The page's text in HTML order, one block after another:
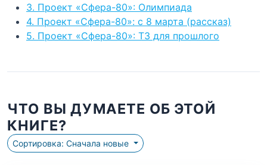
3. Проект «Сфера-80»: Олимпиада
4. Проект «Сфера-80»: с 8 марта (рассказ)
5. Проект «Сфера-80»: ТЗ для прошлого
ЧТО ВЫ ДУМАЕТЕ ОБ ЭТОЙ
КНИГЕ?
Сортировка: Сначала новые